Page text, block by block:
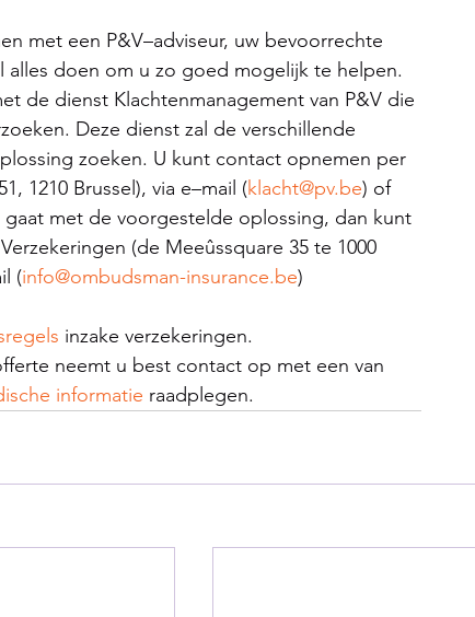
met een P&V–adviseur, uw bevoorrechte
alles doen om u zo goed mogelijk te helpen.
de dienst Klachtenmanagement van P&V die
Deze dienst zal de verschillende
zoeken. U kunt contact opnemen per
1210 Brussel), via e–mail (klacht@pv.be) of
met de voorgestelde oplossing, dan kunt
(de Meeûssquare 35 te 1000
(info@ombudsman-insurance.be)
inzake verzekeringen.
neemt u best contact op met een van
informatie raadplegen.